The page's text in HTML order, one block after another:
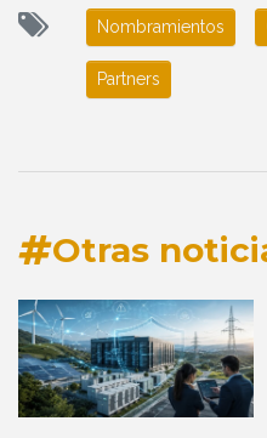
Nombramientos
Partners
Otras